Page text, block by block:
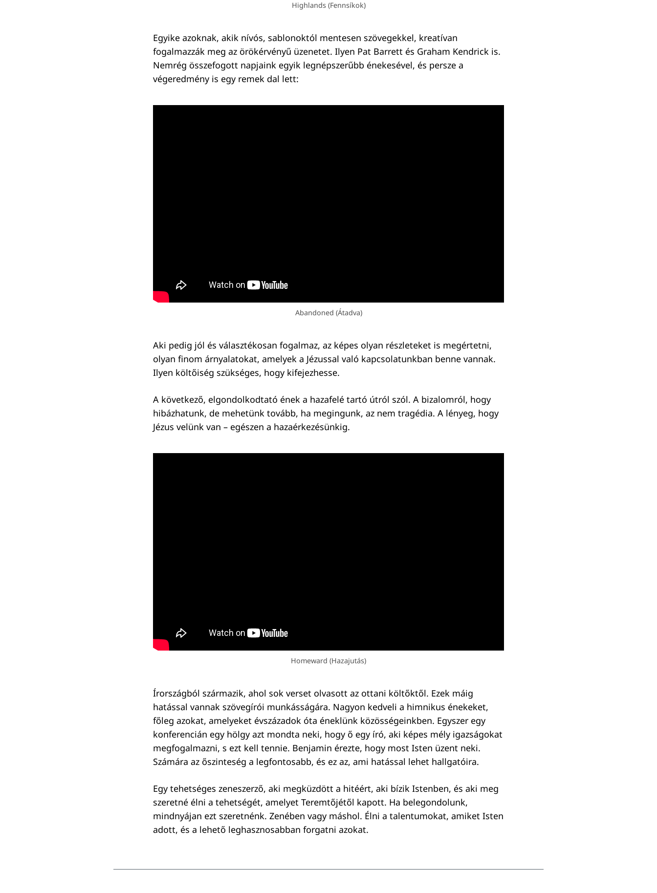
Highlands (Fennsíkok)
Egyike azoknak, akik nívós, sablonoktól mentesen szövegekkel, kreatívan
fogalmazzák meg az örökérvényű üzenetet. Ilyen Pat Barrett és Graham Kendrick is.
Nemrég összefogott napjaink egyik legnépszerűbb énekesével, és persze a
végeredmény is egy remek dal lett:
Abandoned (Átadva)
Aki pedig jól és választékosan fogalmaz, az képes olyan részleteket is megértetni,
olyan finom árnyalatokat, amelyek a Jézussal való kapcsolatunkban benne vannak.
Ilyen költőiség szükséges, hogy kifejezhesse.
A következő, elgondolkodtató ének a hazafelé tartó útról szól. A bizalomról, hogy
hibázhatunk, de mehetünk tovább, ha megingunk, az nem tragédia. A lényeg, hogy
Jézus velünk van – egészen a hazaérkezésünkig.
Homeward (Hazajutás)
Írországból származik, ahol sok verset olvasott az ottani költőktől. Ezek máig
hatással vannak szövegírói munkásságára. Nagyon kedveli a himnikus énekeket,
főleg azokat, amelyeket évszázadok óta éneklünk közösségeinkben. Egyszer egy
konferencián egy hölgy azt mondta neki, hogy ő egy író, aki képes mély igazságokat
megfogalmazni, s ezt kell tennie. Benjamin érezte, hogy most Isten üzent neki.
Számára az őszinteség a legfontosabb, és ez az, ami hatással lehet hallgatóira.
Egy tehetséges zeneszerző, aki megküzdött a hitéért, aki bízik Istenben, és aki meg
szeretné élni a tehetségét, amelyet Teremtőjétől kapott. Ha belegondolunk,
mindnyájan ezt szeretnénk. Zenében vagy máshol. Élni a talentumokat, amiket Isten
adott, és a lehető leghasznosabban forgatni azokat.